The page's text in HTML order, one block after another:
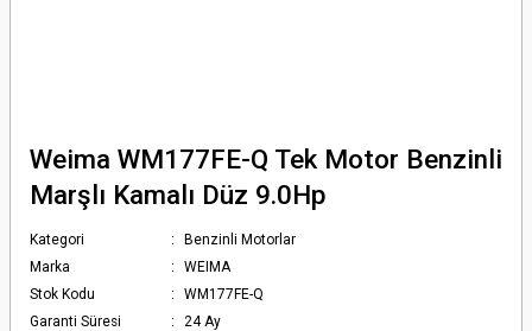
Weima WM177FE-Q Tek Motor Benzinli
Marşlı Kamalı Düz 9.0Hp
Kategori
Benzinli Motorlar
Marka
WEIMA
Stok Kodu
WM177FE-Q
Garanti Süresi
24 Ay